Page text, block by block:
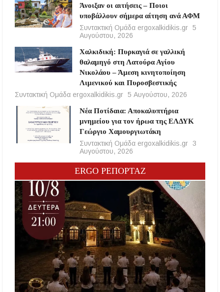
Άνοιξαν οι αιτήσεις – Ποιοι
υποβάλλουν σήμερα αίτηση ανά ΑΦΜ
Συντακτική Ομάδα ergoxalkidikis.gr 5
Αυγούστου, 2026
Χαλκιδική: Πυρκαγιά σε γαλλική
θαλαμηγό στη Λατούρα Αγίου
Νικολάου – Άμεση κινητοποίηση
Λιμενικού και Πυροσβεστικής
Συντακτική Ομάδα ergoxalkidikis.gr 5 Αυγούστου, 2026
Νέα Ποτίδαια: Αποκαλυπτήρια
μνημείου για τον ήρωα της ΕΛΔΥΚ
Γεώργιο Χαμουργιωτάκη
Συντακτική Ομάδα ergoxalkidikis.gr 3
Αυγούστου, 2026
ERGO ΡΕΠΟΡΤΑΖ